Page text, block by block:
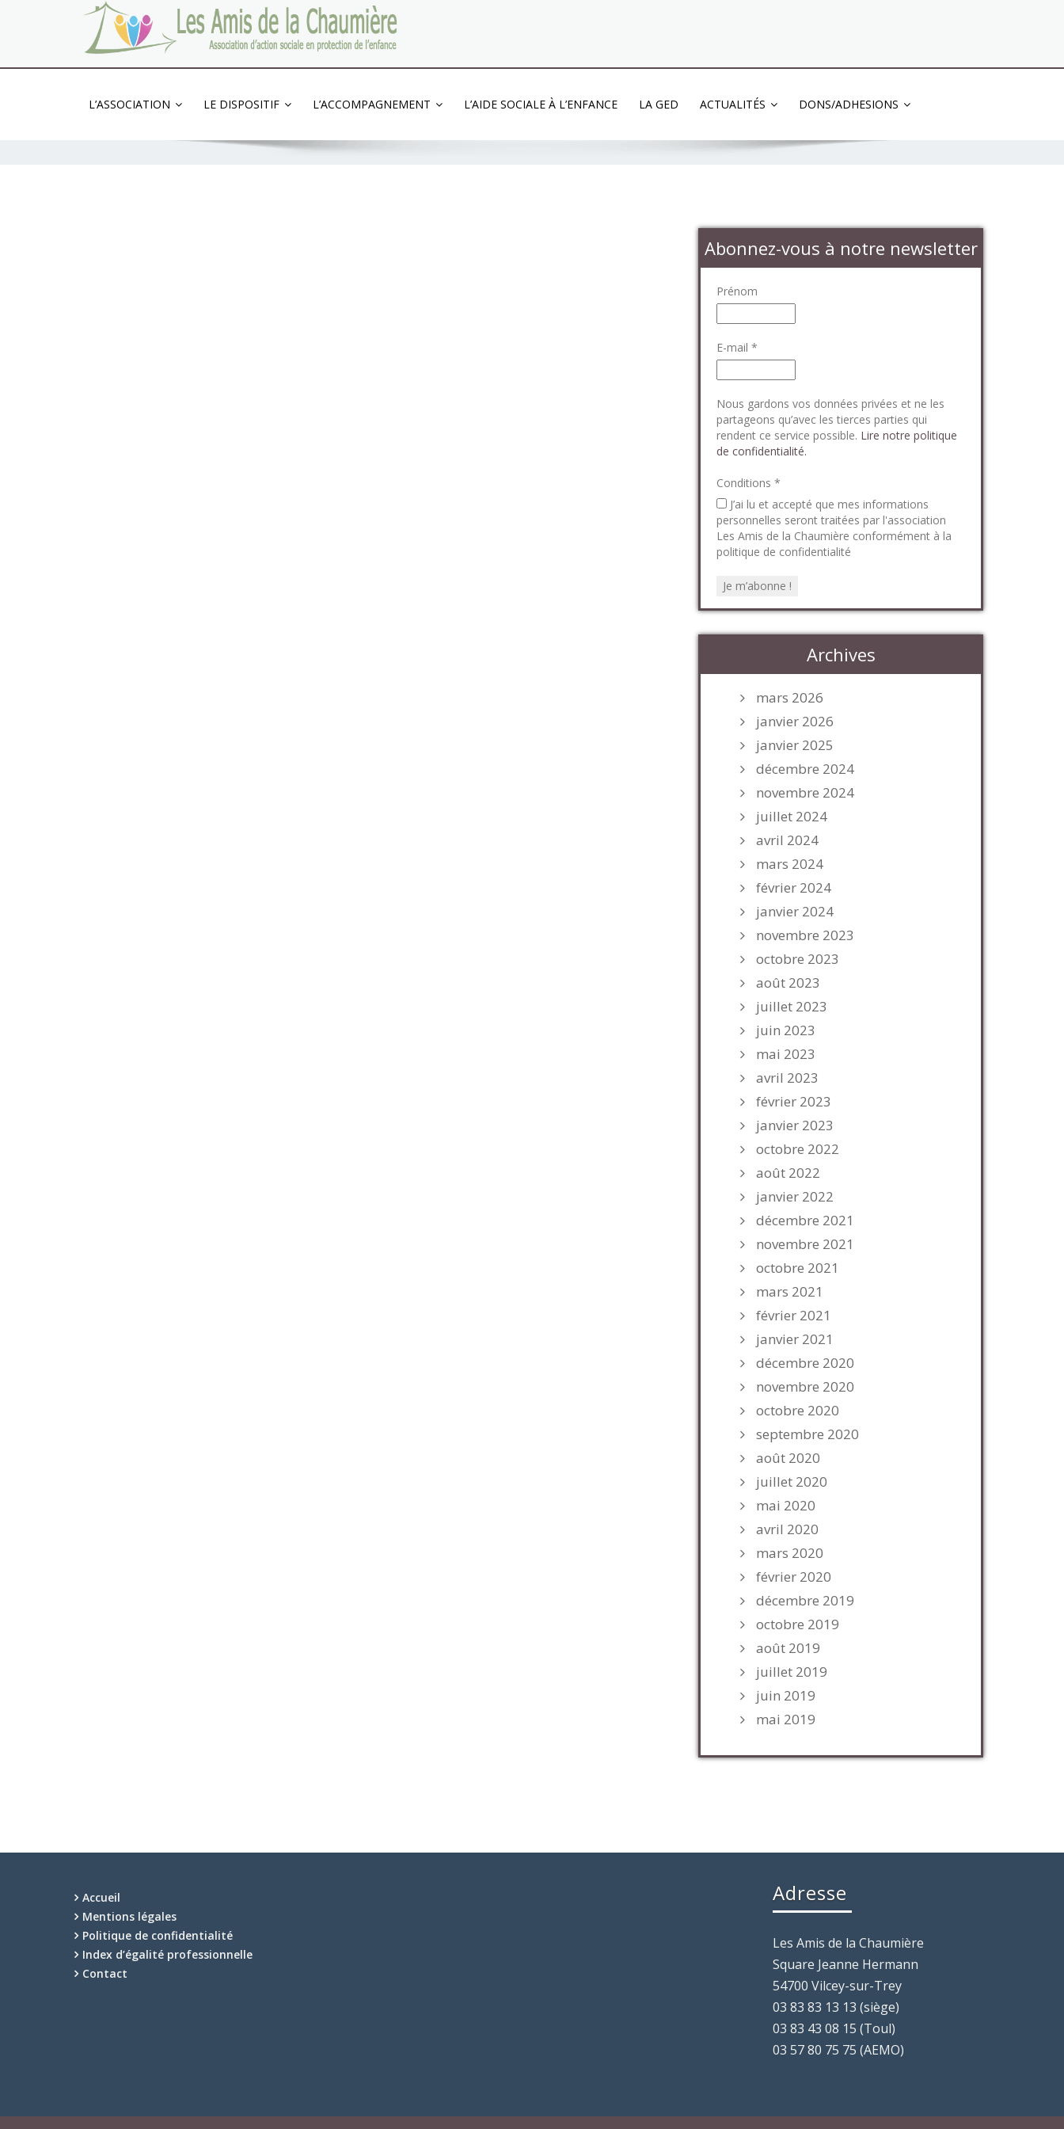
L’ASSOCIATION LE DISPOSITIF L’ACCOMPAGNEMENT L’AIDE SOCIALE À L’ENFANCE LA GED ACTUALITÉS DONS/ADHESIONS
Abonnez-vous à notre newsletter
Prénom
E-mail *
Nous gardons vos données privées et ne les
partageons qu’avec les tierces parties qui
rendent ce service possible. Lire notre politique
de confidentialité.
Conditions *
J’ai lu et accepté que mes informations
personnelles seront traitées par l'association
Les Amis de la Chaumière conformément à la
politique de confidentialité
Archives
mars 2026
janvier 2026
janvier 2025
décembre 2024
novembre 2024
juillet 2024
avril 2024
mars 2024
février 2024
janvier 2024
novembre 2023
octobre 2023
août 2023
juillet 2023
juin 2023
mai 2023
avril 2023
février 2023
janvier 2023
octobre 2022
août 2022
janvier 2022
décembre 2021
novembre 2021
octobre 2021
mars 2021
février 2021
janvier 2021
décembre 2020
novembre 2020
octobre 2020
septembre 2020
août 2020
juillet 2020
mai 2020
avril 2020
mars 2020
février 2020
décembre 2019
octobre 2019
août 2019
juillet 2019
juin 2019
mai 2019
Accueil
Mentions légales
Politique de confidentialité
Index d’égalité professionnelle
Contact
Adresse
Les Amis de la Chaumière
Square Jeanne Hermann
54700 Vilcey-sur-Trey
03 83 83 13 13 (siège)
03 83 43 08 15 (Toul)
03 57 80 75 75 (AEMO)